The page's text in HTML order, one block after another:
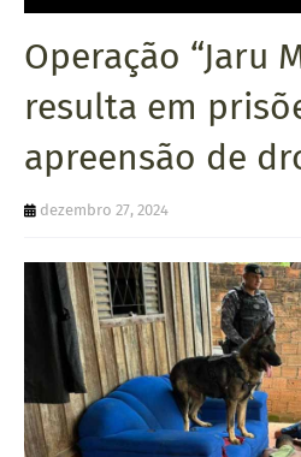
S
T
A
Q
U
Operação “Jaru
resulta em
apreensão de
dezembro 27, 2024